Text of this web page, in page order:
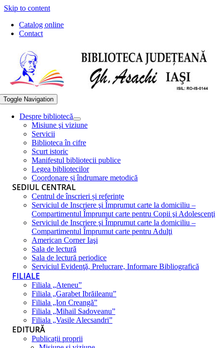
Skip to content
Catalog online
Contact
Toggle Navigation
Despre bibliotecă
Misiune şi viziune
Servicii
Biblioteca în cifre
Scurt istoric
Manifestul bibliotecii publice
Legea bibliotecilor
Coordonare și îndrumare metodică
SEDIUL CENTRAL
Centrul de înscrieri și referințe
Serviciul de Inscriere şi Împrumut carte la domiciliu –
Compartimentul Împrumut carte pentru Copii şi Adolescenţi
Serviciul de Inscriere şi Împrumut carte la domiciliu –
Compartimentul Împrumut carte pentru Adulţi
American Corner Iaşi
Sala de lectură
Sala de lectură periodice
Serviciul Evidenţă, Prelucrare, Informare Bibliografică
FILIALE
Filiala „Ateneu”
Filiala „Garabet Ibrăileanu”
Filiala „Ion Creangă”
Filiala „Mihail Sadoveanu”
Filiala „Vasile Alecsandri”
EDITURĂ
Publicații proprii